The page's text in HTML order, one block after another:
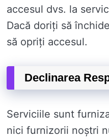
accesul dvs. la
Dacă doriți să
să opriți accesul.
Declinarea
Serviciile sunt
nici furnizorii noștri